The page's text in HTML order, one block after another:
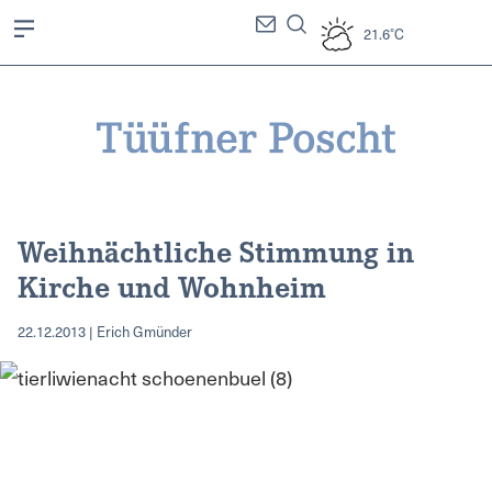
21.6°C
Weihnächtliche Stimmung in
Kirche und Wohnheim
22.12.2013 | Erich Gmünder